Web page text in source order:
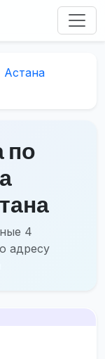
Астана
по
4
адресу